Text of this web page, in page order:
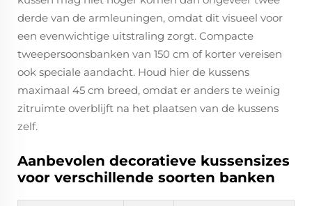
derde van de armleuningen, omdat dit visueel voor
een evenwichtige uitstraling zorgt. Compacte
tweepersoonsbanken van 150 cm of korter vereisen
ook speciale aandacht. Houd hier de kussens
maximaal 45 cm breed, omdat er anders te weinig
zitruimte overblijft na het plaatsen van de kussens
zelf.
Aanbevolen decoratieve kussensizes
voor verschillende soorten banken